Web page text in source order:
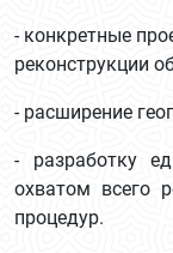
- конкретные
реконструкции
- расширение
- разработку
охватом всего
процедур.